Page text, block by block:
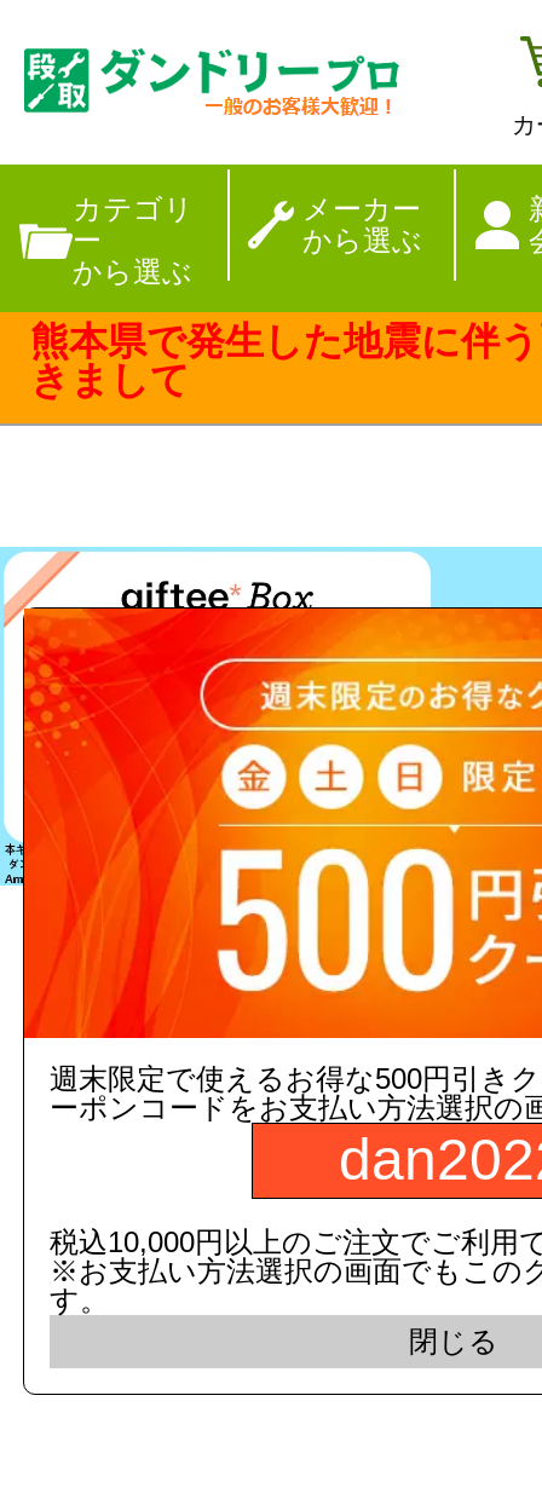
カテゴリ
ー
から選ぶ
メーカー
から選ぶ
【夏季休暇のお
熊本県で発生した地震に伴
きまして
該当する商品は見つかりません
c 2015 dandorie.com All
表示モード： モバ
週末限定で使えるお得な500円引き
ーポンコードをお支払い方法選択の
税込10,000円以上のご注文でご利用
※お支払い方法選択の画面でもこの
す。
閉じる